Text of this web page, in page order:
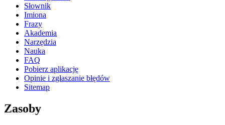
Słownik
Imiona
Frazy
Akademia
Narzędzia
Nauka
FAQ
Pobierz aplikację
Opinie i zgłaszanie błędów
Sitemap
Zasoby